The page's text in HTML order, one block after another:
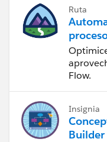
Ruta
Flow.
Insignia
Builder